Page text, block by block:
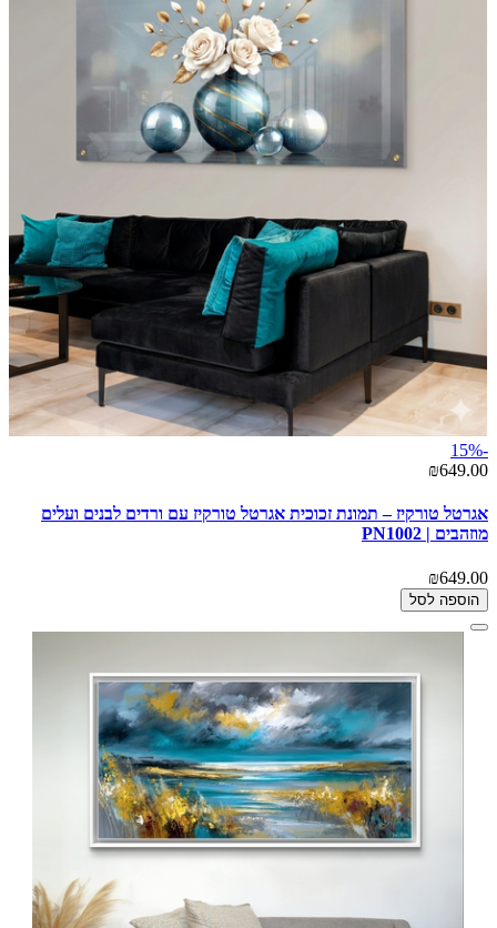
-15%
₪649.00
אגרטל טורקיז – תמונת זכוכית אגרטל טורקיז עם ורדים לבנים ועלים
מוזהבים | PN1002
₪649.00
הוספה לסל